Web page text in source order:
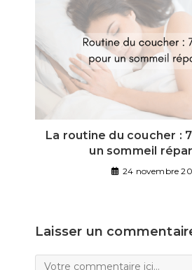
La routine du coucher :
un sommeil
24 novembre
Laisser un
Comment